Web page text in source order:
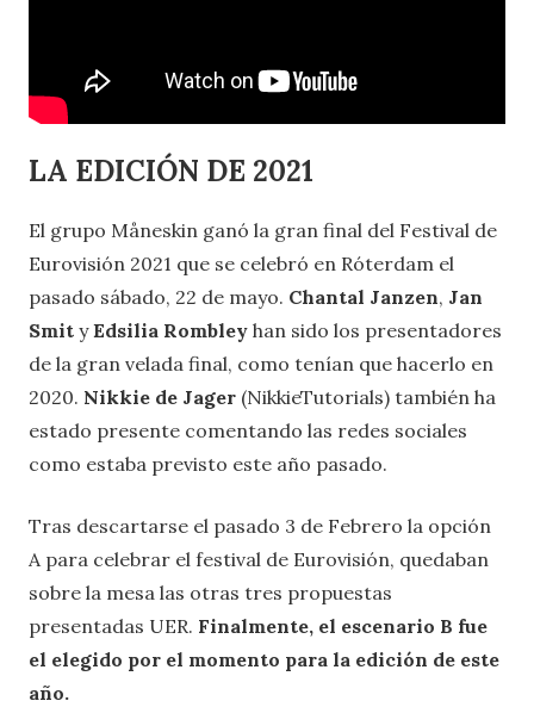
LA EDICIÓN DE 2021
El grupo Måneskin ganó la gran final del Festival de
Eurovisión 2021 que se celebró en Róterdam el
pasado sábado, 22 de mayo. Chantal Janzen, Jan
Smit yEdsilia Rombley han sido los presentadores
de la gran velada final, como tenían que hacerlo en
2020. Nikkie de Jager (NikkieTutorials) también ha
estado presente comentando las redes sociales
como estaba previsto este año pasado.
Tras descartarse el pasado 3 de Febrero la opción
A para celebrar el festival de Eurovisión, quedaban
sobre la mesa las otras tres propuestas
presentadas UER. Finalmente, el escenario B fue
el elegido por el momento para la edición de este
año.